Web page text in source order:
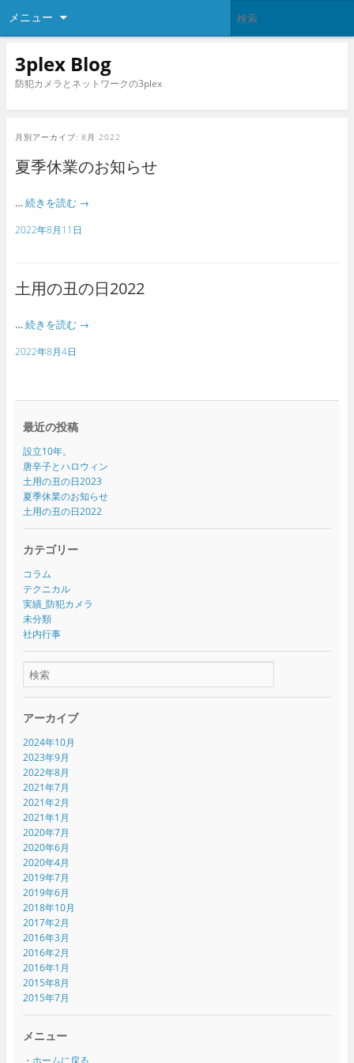
メニュー
3plex Blog
防犯カメラとネットワークの3plex
月別アーカイブ: 8月 2022
夏季休業のお知らせ
… 続きを読む →
2022年8月11日
土用の丑の日2022
… 続きを読む →
2022年8月4日
最近の投稿
設立10年。
唐辛子とハロウィン
土用の丑の日2023
夏季休業のお知らせ
土用の丑の日2022
カテゴリー
コラム
テクニカル
実績_防犯カメラ
未分類
社内行事
アーカイブ
2024年10月
2023年9月
2022年8月
2021年7月
2021年2月
2021年1月
2020年7月
2020年6月
2020年4月
2019年7月
2019年6月
2018年10月
2017年2月
2016年3月
2016年2月
2016年1月
2015年8月
2015年7月
メニュー